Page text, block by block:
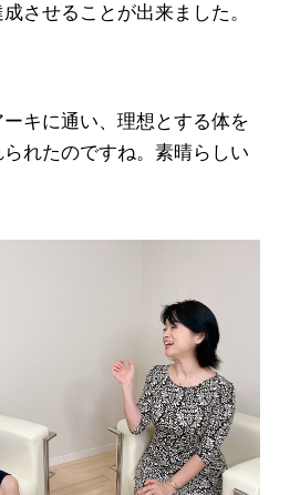
させることが出来ました。
キに通い、理想とする体を
れたのですね。素晴らしい